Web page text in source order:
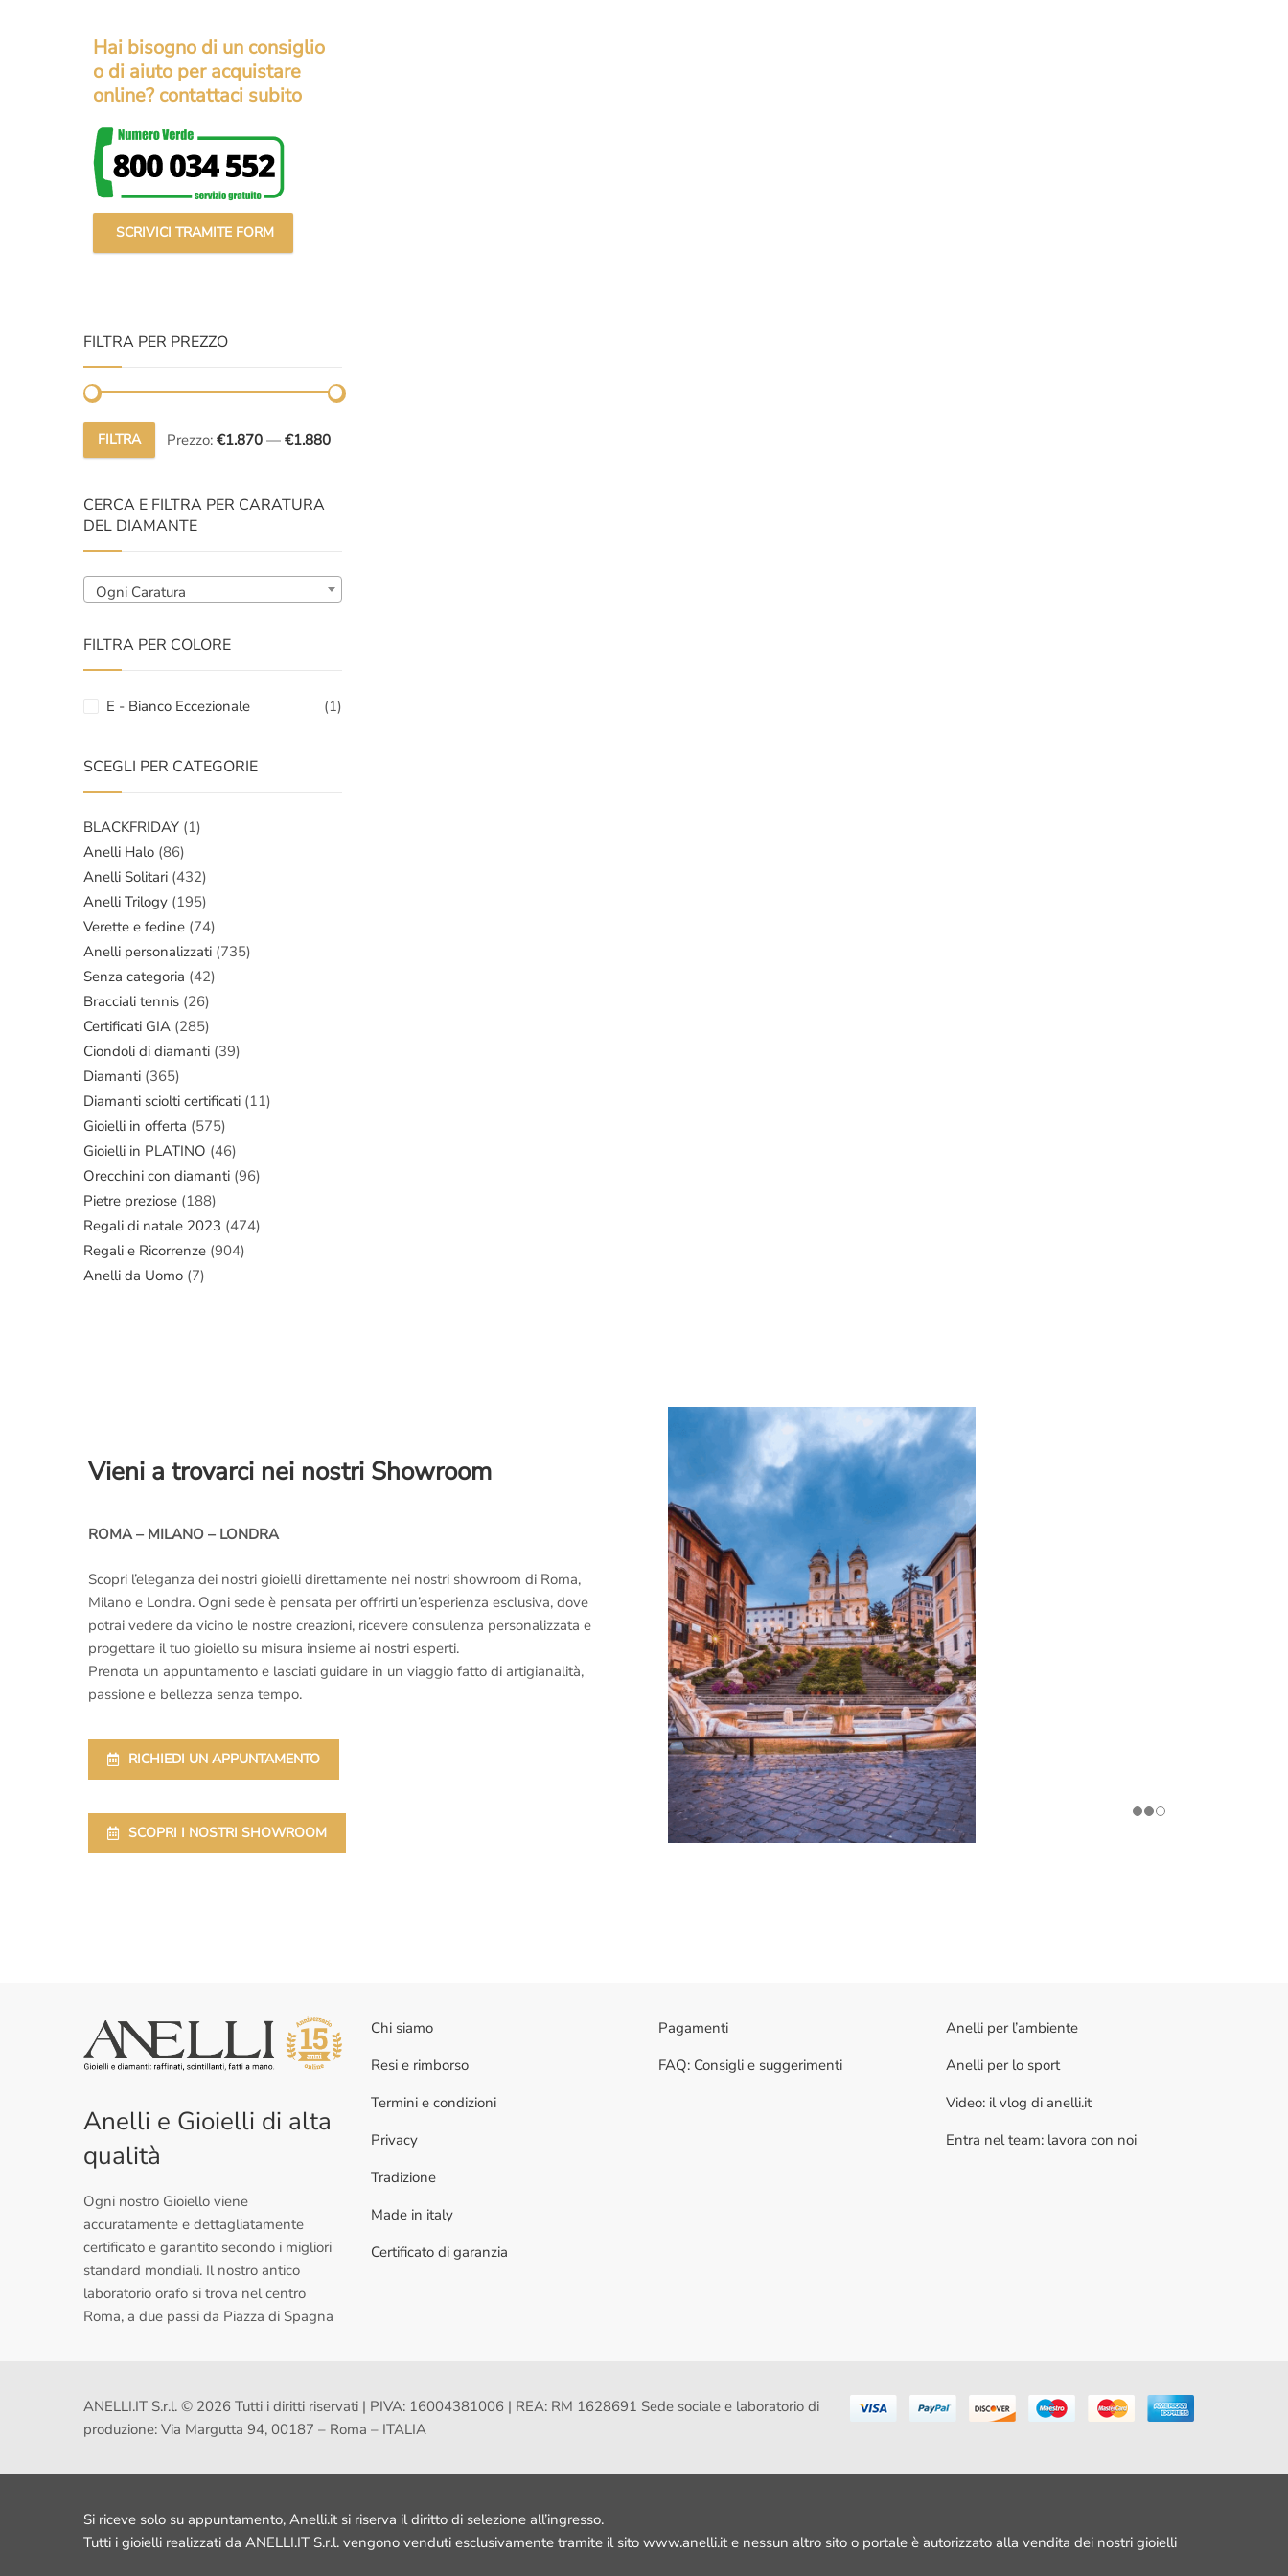
Hai bisogno di un consiglio
o di aiuto per acquistare
online? contattaci subito
SCRIVICI TRAMITE FORM
FILTRA PER PREZZO
Prezzo
Prezzo
FILTRA Prezzo: €1.870 — €1.880
CERCA E FILTRA PER CARATURA
DEL DIAMANTE
Ogni Caratura
FILTRA PER COLORE
E - Bianco Eccezionale (1)
SCEGLI PER CATEGORIE
BLACKFRIDAY (1)
Anelli Halo (86)
Anelli Solitari (432)
Anelli Trilogy (195)
Verette e fedine (74)
Anelli personalizzati (735)
Senza categoria (42)
Bracciali tennis (26)
Certificati GIA (285)
Ciondoli di diamanti (39)
Diamanti (365)
Diamanti sciolti certificati (11)
Gioielli in offerta (575)
Gioielli in PLATINO (46)
Orecchini con diamanti (96)
Pietre preziose (188)
Regali di natale 2023 (474)
Regali e Ricorrenze (904)
Anelli da Uomo (7)
Vieni a trovarci nei nostri Showroom
ROMA – MILANO – LONDRA
Scopri l’eleganza dei nostri gioielli direttamente nei nostri showroom di Roma,
Milano e Londra. Ogni sede è pensata per offrirti un’esperienza esclusiva, dove
potrai vedere da vicino le nostre creazioni, ricevere consulenza personalizzata e
progettare il tuo gioiello su misura insieme ai nostri esperti.
Prenota un appuntamento e lasciati guidare in un viaggio fatto di artigianalità,
passione e bellezza senza tempo.
RICHIEDI UN APPUNTAMENTO
SCOPRI I NOSTRI SHOWROOM
Anelli e Gioielli di alta
qualità
Ogni nostro Gioiello viene
accuratamente e dettagliatamente
certificato e garantito secondo i migliori
standard mondiali. Il nostro antico
laboratorio orafo si trova nel centro
Roma, a due passi da Piazza di Spagna
Chi siamo
Resi e rimborso
Termini e condizioni
Privacy
Tradizione
Made in italy
Certificato di garanzia
Pagamenti
FAQ: Consigli e suggerimenti
Anelli per l’ambiente
Anelli per lo sport
Video: il vlog di anelli.it
Entra nel team: lavora con noi
ANELLI.IT S.r.l. © 2026 Tutti i diritti riservati | PIVA: 16004381006 | REA: RM 1628691 Sede sociale e laboratorio di
produzione: Via Margutta 94, 00187 – Roma – ITALIA
Si riceve solo su appuntamento, Anelli.it si riserva il diritto di selezione all’ingresso.
Tutti i gioielli realizzati da ANELLI.IT S.r.l. vengono venduti esclusivamente tramite il sito www.anelli.it e nessun altro sito o portale è autorizzato alla vendita dei nostri gioielli